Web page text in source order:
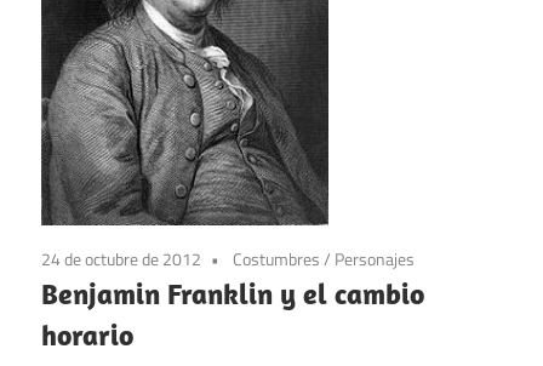
24 de octubre de 2012 Costumbres/ Personajes
Benjamin Franklin y el cambio
horario